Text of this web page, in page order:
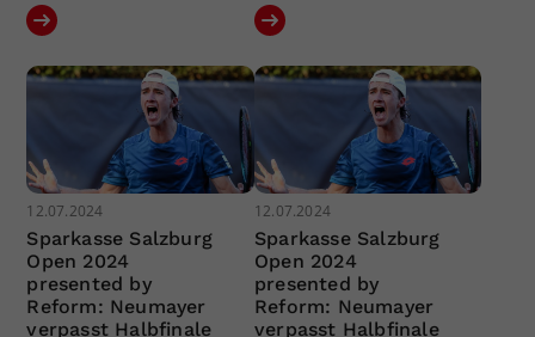
12.07.2024
Sparkasse Salzburg
Open 2024
presented by
Reform: Neumayer
verpasst Halbfinale
12.07.2024
Sparkasse Salzburg
Open 2024
presented by
Reform: Neumayer
verpasst Halbfinale